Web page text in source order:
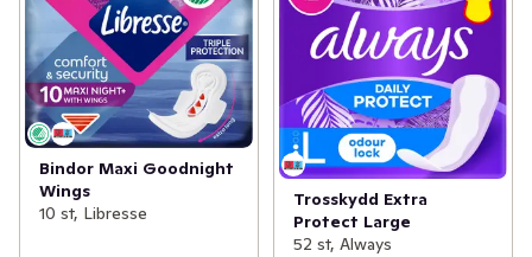
Bindor Maxi Goodnight
Wings
10 st, Libresse
Trosskydd Extra
Protect Large
52 st, Always